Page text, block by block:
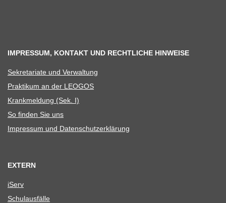
IMPRESSUM, KONTAKT UND RECHTLICHE HINWEISE
Sekre­ta­riate und Verwaltung
Prak­ti­kum an der LEOGOS
Krank­mel­dung (Sek. I)
So fin­den Sie uns
Impres­sum und Datenschutzerklärung
EXTERN
iServ
Schul­aus­fälle